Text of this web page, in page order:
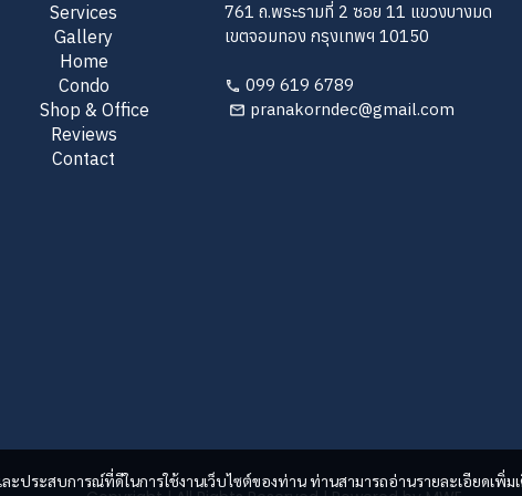
ประสบการณ์ที่ดีในการใช้งานเว็บไซต์ของท่าน ท่านสามารถอ่านรายละเอียดเพิ่ม
Services
Gallery
Home
Condo
Shop & Office
Reviews
Contact
761 ถ.พระรามที่ 2 ซอย 11 แขวงบางมด
เขตจอมทอง กรุงเทพฯ 10150
099 619 6789
pranakorndec@gmail.com